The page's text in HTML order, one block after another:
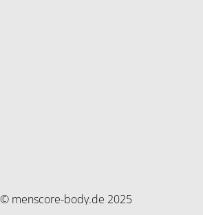
© menscore-body.de 2025